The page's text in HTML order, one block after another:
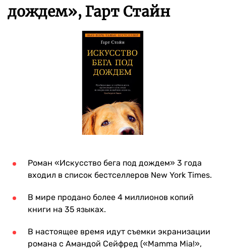
дождем», Гарт Стайн
Роман «Искусство бега под дождем» 3 года
входил в список бестселлеров New York Times.
В мире продано более 4 миллионов копий
книги на 35 языках.
В настоящее время идут съемки экранизации
романа с Амандой Сейфред («Mamma Mia!»,